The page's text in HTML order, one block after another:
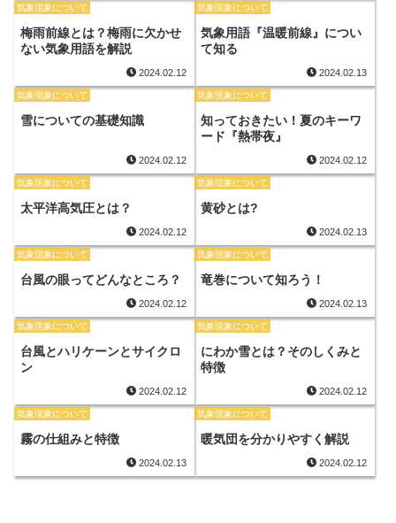
気象現象について
梅雨前線とは？梅雨に欠かせ
ない気象用語を解説
2024.02.12
気象現象について
気象用語『温暖前線』につい
て知る
2024.02.13
気象現象について
雪についての基礎知識
2024.02.12
気象現象について
知っておきたい！夏のキーワ
ード『熱帯夜』
2024.02.12
気象現象について
太平洋高気圧とは？
2024.02.12
気象現象について
黄砂とは?
2024.02.13
気象現象について
台風の眼ってどんなところ？
2024.02.12
気象現象について
竜巻について知ろう！
2024.02.13
気象現象について
台風とハリケーンとサイクロ
ン
2024.02.12
気象現象について
にわか雪とは？そのしくみと
特徴
2024.02.12
気象現象について
霧の仕組みと特徴
2024.02.13
気象現象について
暖気団を分かりやすく解説
2024.02.12